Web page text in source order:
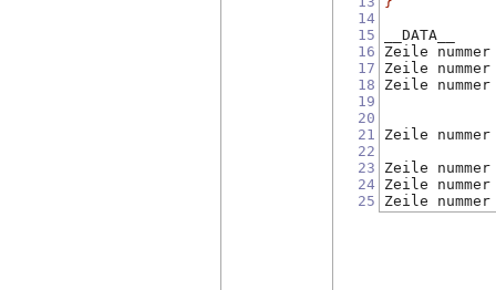
14
15
16
17
18
19
20
21
22
23
24
25
__DATA__
Zeile
Zeile
Zeile
Zeile
Zeile
Zeile
Zeile